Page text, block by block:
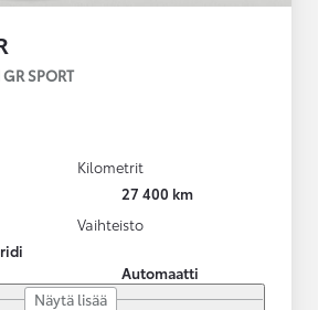
SPORT
Kilometrit
27 400 km
Vaihteisto
Automaatti
Näytä lisää